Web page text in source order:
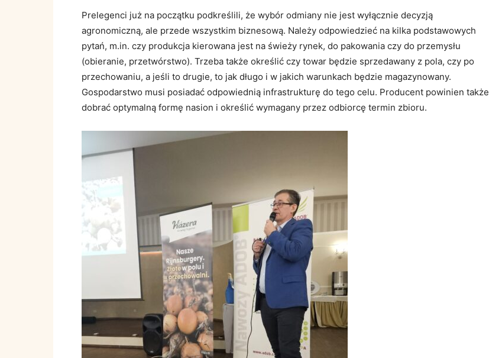
Prelegenci już na początku podkreślili, że wybór odmiany nie jest wyłącznie decyzją
agronomiczną, ale przede wszystkim biznesową. Należy odpowiedzieć na kilka podstawowych
pytań, m.in. czy produkcja kierowana jest na świeży rynek, do pakowania czy do przemysłu
(obieranie, przetwórstwo). Trzeba także określić czy towar będzie sprzedawany z pola, czy po
przechowaniu, a jeśli to drugie, to jak długo i w jakich warunkach będzie magazynowany.
Gospodarstwo musi posiadać odpowiednią infrastrukturę do tego celu. Producent powinien także
dobrać optymalną formę nasion i określić wymagany przez odbiorcę termin zbioru.